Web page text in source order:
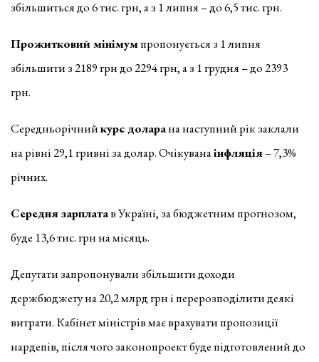
збільшиться до 6 тис. грн, а з 1 липня – до 6,5 тис. грн.
Прожитковий мінімумпропонується з 1 липня
збільшити з 2189 грн до 2294 грн, а з 1 грудня – до 2393
грн.
Середньорічнийкурс доларана наступний рік заклали
на рівні 29,1 гривні за долар. Очікуванаінфляція– 7,3%
річних.
Середня зарплатав Україні, за бюджетним прогнозом,
буде 13,6 тис. грн на місяць.
Депутати запропонували збільшити доходи
держбюджету на 20,2 млрд грн і перерозподілити деякі
витрати. Кабінет міністрів має врахувати пропозиції
нардепів, після чого законопроект буде підготовлений до